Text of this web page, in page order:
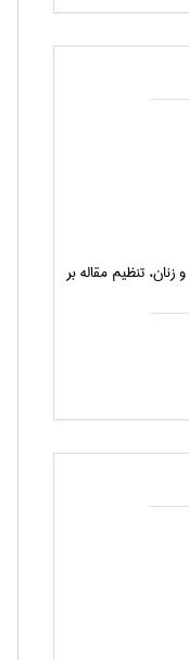
تنظیم مقاله بر